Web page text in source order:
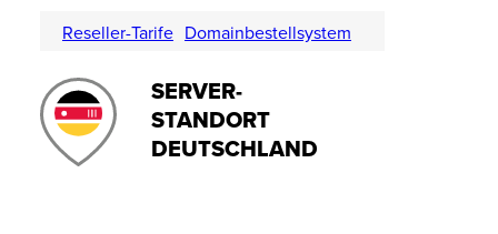
Reseller-Tarife Domainbestellsystem
SERVER-
STANDORT
DEUTSCHLAND